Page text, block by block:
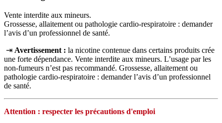
Vente interdite aux mineurs.
Grossesse, allaitement ou pathologie cardio-respiratoire : demander
l’avis d’un professionnel de santé.
⇥ Avertissement : la nicotine contenue dans certains produits crée
une forte dépendance. Vente interdite aux mineurs. L’usage par les
non‑fumeurs n’est pas recommandé. Grossesse, allaitement ou
pathologie cardio‑respiratoire : demander l’avis d’un professionnel
de santé.
Attention : respecter les précautions d'emploi